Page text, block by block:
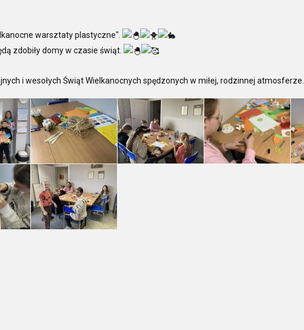
warsztaty plastyczne".
zdobiły domy w czasie świąt.
i wesołych Świąt Wielkanocnych spędzonych w miłej, rodzinnej atmosferze.